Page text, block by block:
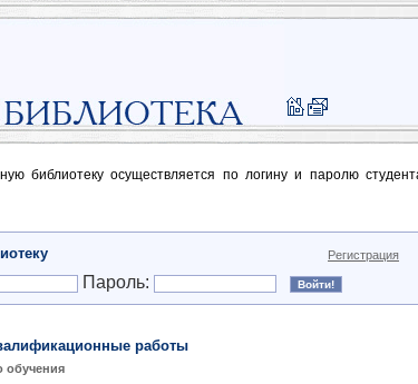
библиотеку осуществляется по логину и паролю
Регистрация
Пароль:
работы
обучения